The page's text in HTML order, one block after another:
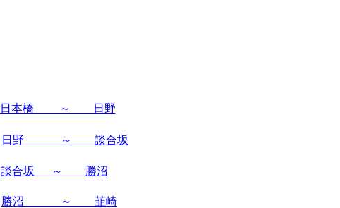
日本橋 ～ 日野
日野 ～ 談合坂
談合坂 ～ 勝沼
勝沼 ～ 韮崎